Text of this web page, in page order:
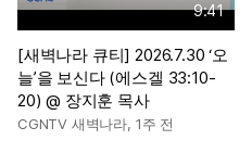
9:41
[새벽나라 큐티] 2026.7.30 ‘오
늘’을 보신다 (에스겔 33:10-
20) @ 장지훈 목사
CGNTV 새벽나라, 1주 전